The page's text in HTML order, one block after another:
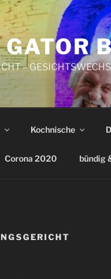
GATOR
–
Kochnische
Corona 2020 bündig